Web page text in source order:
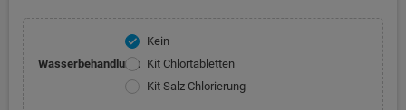
Wasserbehandlung:
check
Kein
Kit Chlortabletten
Kit Salz Chlorierung